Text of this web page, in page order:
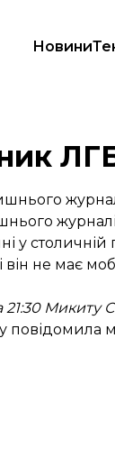
Новини
Сторчай
у
не має
21:30 Микиту